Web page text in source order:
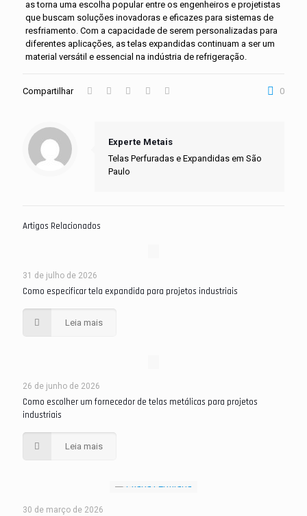
as torna uma escolha popular entre os engenheiros e projetistas
que buscam soluções inovadoras e eficazes para sistemas de
resfriamento. Com a capacidade de serem personalizadas para
diferentes aplicações, as telas expandidas continuam a ser um
material versátil e essencial na indústria de refrigeração.
Compartilhar 0
Experte Metais
Telas Perfuradas e Expandidas em São
Paulo
Artigos Relacionados
31 de julho de 2026
Como especificar tela expandida para projetos industriais
Leia mais
26 de junho de 2026
Como escolher um fornecedor de telas metálicas para projetos
industriais
Leia mais
30 de março de 2026